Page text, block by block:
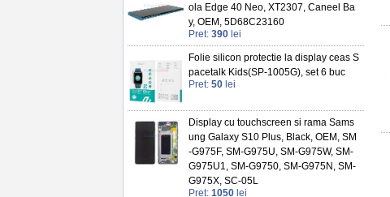
ola Edge 40 Neo, XT2307, Caneel Ba
y, OEM, 5D68C23160
Pret: 390 lei
Folie silicon protectie la display ceas S
pacetalk Kids(SP-1005G), set 6 buc
Pret: 50 lei
Display cu touchscreen si rama Sams
ung Galaxy S10 Plus, Black, OEM, SM
-G975F, SM-G975U, SM-G975W, SM-
G975U1, SM-G9750, SM-G975N, SM-
G975X, SC-05L
Pret: 1050 lei